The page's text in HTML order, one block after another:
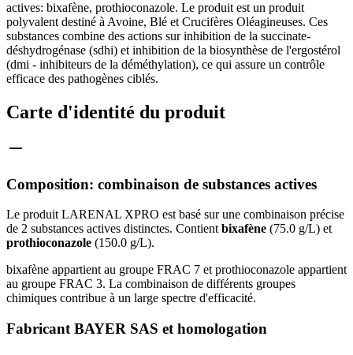
actives: bixafène, prothioconazole. Le produit est un produit
polyvalent destiné à Avoine, Blé et Crucifères Oléagineuses. Ces
substances combine des actions sur inhibition de la succinate-
déshydrogénase (sdhi) et inhibition de la biosynthèse de l'ergostérol
(dmi - inhibiteurs de la déméthylation), ce qui assure un contrôle
efficace des pathogènes ciblés.
Carte d'identité du produit
Composition: combinaison de substances actives
Le produit LARENAL XPRO est basé sur une combinaison précise
de 2 substances actives distinctes. Contient bixafène (75.0 g/L) et
prothioconazole (150.0 g/L).
bixafène appartient au groupe FRAC 7 et prothioconazole appartient
au groupe FRAC 3. La combinaison de différents groupes
chimiques contribue à un large spectre d'efficacité.
Fabricant BAYER SAS et homologation